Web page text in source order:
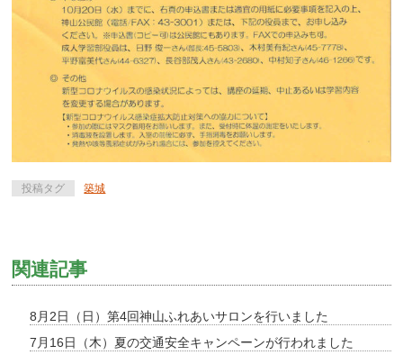
投稿タグ 築城
関連記事
8月2日（日）第4回神山ふれあいサロンを行いました
7月16日（木）夏の交通安全キャンペーンが行われました